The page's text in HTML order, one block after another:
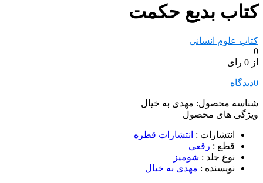
کتاب بدیع حکمت
کتاب علوم انسانی
0
از 0 رای
0دیدگاه
شناسه محصول: مهدی به خیال
ویژگی های محصول
انتشارات : انتشارات قطره
قطع : رقعی
نوع جلد : شومیز
نویسنده : مهدی به خیال